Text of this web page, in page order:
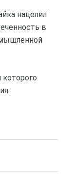
нацелил
в